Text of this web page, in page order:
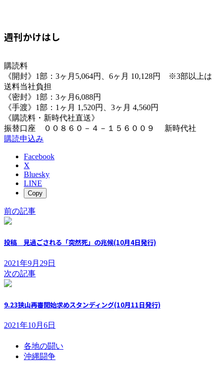
週刊かけはし
購読料
《開封》1部：3ヶ月5,064円、6ヶ月 10,128円 ※3部以上は
送料当社負担
《密封》1部：3ヶ月6,088円
《手渡》1部：1ヶ月 1,520円、3ヶ月 4,560円
《購読料・新時代社直送》
振替口座 ００８６０－４－１５６００９ 新時代社
購読申込み
Facebook
X
Bluesky
LINE
Copy
前の記事
投稿 見過ごされる「突然死」の兆候(10月4日発行)
2021年9月29日
次の記事
9.23狭山再審開始求めスタンディング(10月11日発行)
2021年10月6日
各地の闘い
沖縄闘争